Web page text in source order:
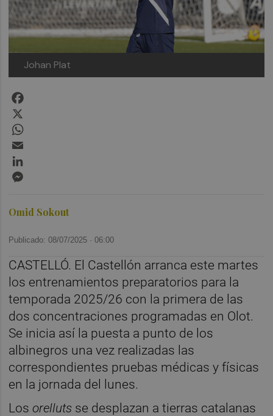
Johan Plat
Omid Sokout
Publicado: 08/07/2025 ·06:00
CASTELLÓ. El Castellón arranca este martes
los entrenamientos preparatorios para la
temporada 2025/26 con la primera de las
dos concentraciones programadas en Olot.
Se inicia así la puesta a punto de los
albinegros una vez realizadas las
correspondientes pruebas médicas y físicas
en la jornada del lunes.
Losorelluts se desplazan a tierras catalanas